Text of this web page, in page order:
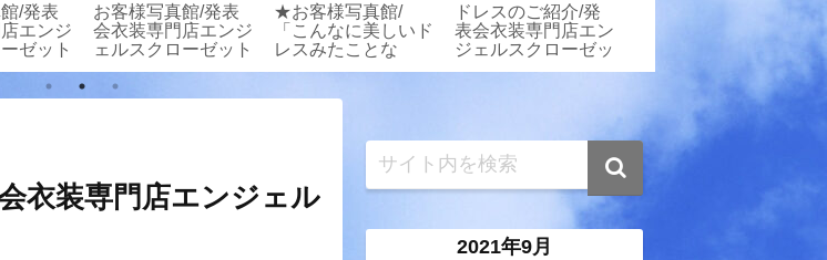
/発表
エンジ
ゼット
お客様写真館/発表
会衣装専門店エンジ
ェルスクローゼット
★お客様写真館/
「こんなに美しいド
レスみたことな
い！」
ドレスのご紹介/発
表会衣装専門店エン
ジェルスクローゼッ
ト
ンスタート！
衣装専門店エンジェル
2021年9月